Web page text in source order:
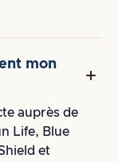
mon
auprès de
Life, Blue
et